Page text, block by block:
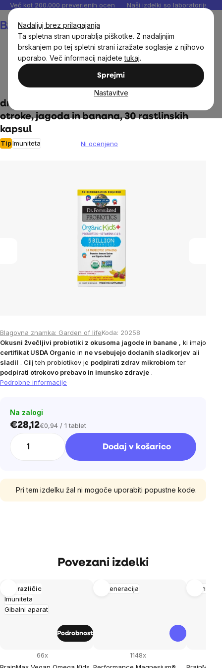
Nadaljuj brez prilagajanja
Ta spletna stran uporablja piškotke. Z nadaljnjim
brskanjem po tej spletni strani izražate soglasje z njihovo
uporabo. Več informacij najdetetukaj.
Sprejmi
Nastavitve
Preskoči
vsebino
Več kot 200.000 preverjenih ocen Naši izdelki so laboratorijsko
Prehranska dopolnila in prehrana
Prehranska dopolnila
za otroke
dr. Formulirani organski probiotiki za
otroke, jagoda in banana, 30 rastlinskih
kapsul
TipImuniteta Ni ocenjeno
Blagovna znamka: Garden of lifeKoda: 20258
Okusni žvečljivi probiotiki z okusoma jagode in banane , ki imajo
certifikat USDA Organic in ne vsebujejo dodanih sladkorjev ali
sladil . Cilj teh probiotikov je podpirati zdrav mikrobiom ter
podpirati otrokovo prebavo in imunsko zdravje .
Podrobne informacije
Na zalogi
€28,12Cena
€0,94 / 1 tablet
Dodaj v košarico
Pri tem izdelku žal ni mogoče uporabiti popustne kode.
Povezani izdelki
Imuniteta
Gibalni aparat
Več različic
66x
Podrobnost
Regeneracija
1148x
Imuniteta